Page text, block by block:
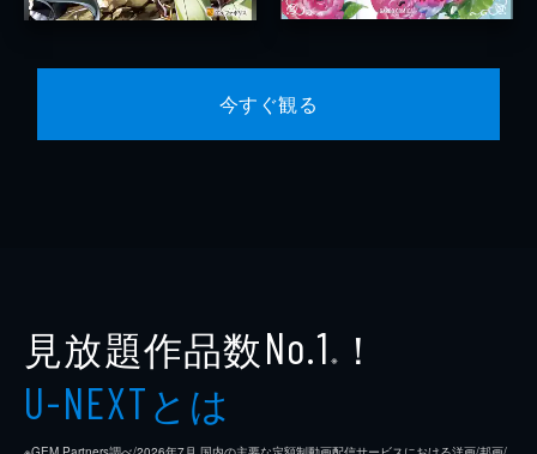
今すぐ観る
見放題作品数No.1 ※ ！
U-NEXTとは